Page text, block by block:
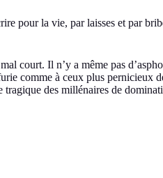
pour la vie, par laisses et par
court. Il n’y a même pas
comme à ceux plus pernicieux
des millénaires de